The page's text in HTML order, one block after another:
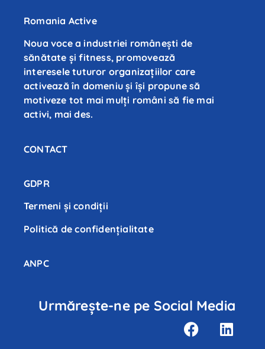
Romania Active
Noua voce a industriei românești de
sănătate și fitness, promovează
interesele tuturor organizațiilor care
activează în domeniu și își propune să
motiveze tot mai mulți români să fie mai
activi, mai des.
CONTACT
GDPR
Termeni și condiții
Politică de confidenţialitate
ANPC
Urmărește-ne pe Social Media